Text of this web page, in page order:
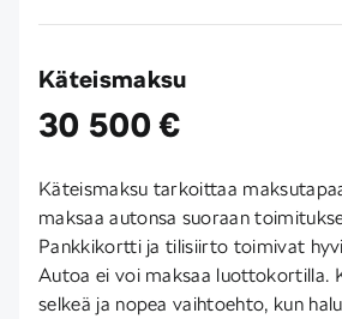
Käteismaksu
30 500 €
Käteismaksu tarkoittaa
maksaa autonsa suoraan
Pankkikortti ja tilisiirto toimivat
Autoa ei voi maksaa luottokortilla.
selkeä ja nopea vaihtoehto, kun